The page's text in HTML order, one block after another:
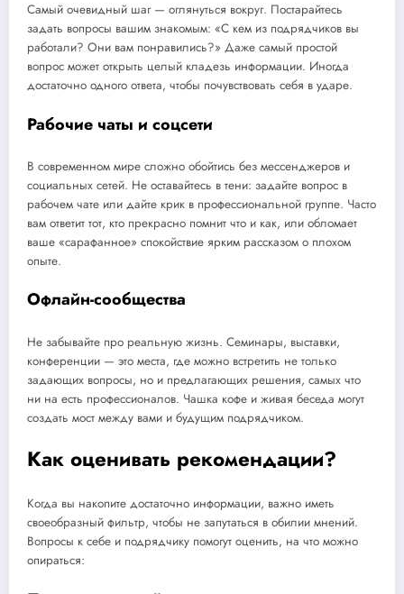
Самый очевидный шаг — оглянуться вокруг. Постарайтесь
задать вопросы вашим знакомым: «С кем из подрядчиков вы
работали? Они вам понравились?» Даже самый простой
вопрос может открыть целый кладезь информации. Иногда
достаточно одного ответа, чтобы почувствовать себя в ударе.
Рабочие чаты и соцсети
В современном мире сложно обойтись без мессенджеров и
социальных сетей. Не оставайтесь в тени: задайте вопрос в
рабочем чате или дайте крик в профессиональной группе. Часто
вам ответит тот, кто прекрасно помнит что и как, или обломает
ваше «сарафанное» спокойствие ярким рассказом о плохом
опыте.
Офлайн-сообщества
Не забывайте про реальную жизнь. Семинары, выставки,
конференции — это места, где можно встретить не только
задающих вопросы, но и предлагающих решения, самых что
ни на есть профессионалов. Чашка кофе и живая беседа могут
создать мост между вами и будущим подрядчиком.
Как оценивать рекомендации?
Когда вы накопите достаточно информации, важно иметь
своеобразный фильтр, чтобы не запутаться в обилии мнений.
Вопросы к себе и подрядчику помогут оценить, на что можно
опираться: